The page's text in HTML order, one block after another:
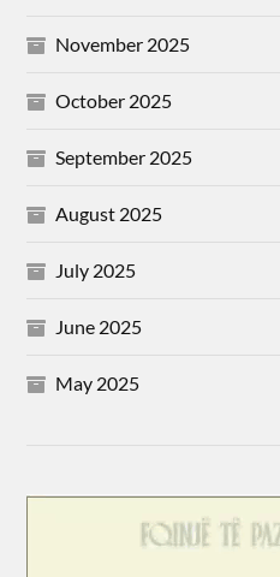
November 2025
October 2025
September 2025
August 2025
July 2025
June 2025
May 2025